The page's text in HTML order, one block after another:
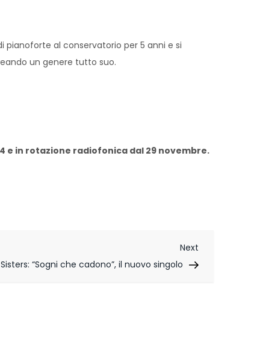
pianoforte al conservatorio per 5 anni e si
un genere tutto suo.
e in rotazione radiofonica dal 29 novembre.
Next
Post
Next
“Sogni che cadono”, il nuovo singolo